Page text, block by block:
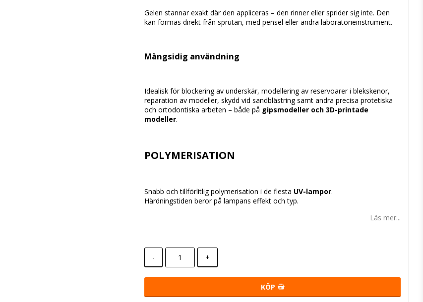
Gelenstannarexaktdärdenappliceras –denrinnerellerspridersiginte. Den
kanformasdirektfrånsprutan,medpenselellerandralaboratorieinstrument.
Mångsidig användning
Idealiskförblockeringavunderskär,modelleringavreservoareriblekskenor,
reparationavmodeller,skyddvidsandblästringsamtandraprecisaprotetiska
ochortodontiskaarbeten –bådepå gipsmodeller och3D-printade
modeller.
POLYMERISATION
Snabbochtillförlitligpolymerisationideflesta UV-lampor.
Härdningstidenberorpålampanseffektochtyp.
Läs mer...
- +
KÖP